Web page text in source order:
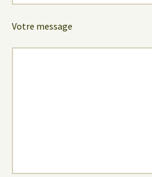
Votre message